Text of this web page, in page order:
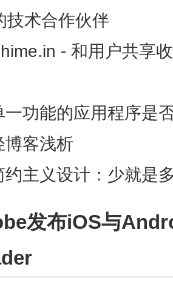
技术合作伙伴
- 和用户共享
一功能的应用程序是
博客浅析
约主义设计：少就是
发布iOS与